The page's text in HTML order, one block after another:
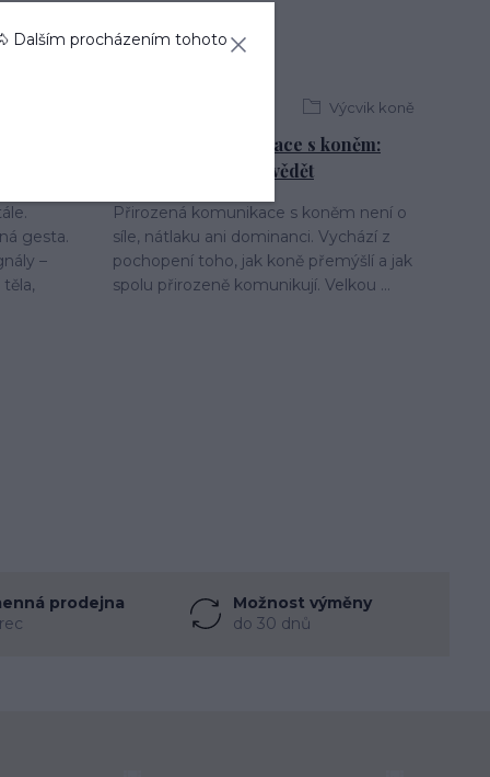
gesta.
–
Výcvik koně
Přirozená komunikace s koněm:
vše, co potřebujete vědět
Přirozená komunikace s koněm není o
síle, nátlaku ani dominanci. Vychází z
pochopení toho, jak koně přemýšlí a jak
spolu přirozeně komunikují. Velkou ...
prodejna
Možnost výměny
do 30 dnů
Dalším procházením tohoto